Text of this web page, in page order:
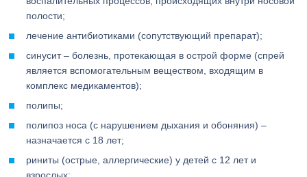
полости;
лечение антибиотиками (сопутствующий препарат);
синусит – болезнь, протекающая в острой форме (спрей
является вспомогательным веществом, входящим в
комплекс медикаментов);
полипы;
полипоз носа (с нарушением дыхания и обоняния) –
назначается с 18 лет;
риниты (острые, аллергические) у детей с 12 лет и